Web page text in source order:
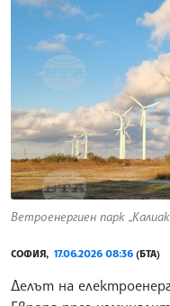
Ветроенергиен парк
СОФИЯ, 17.06.2026 08:36 (БТА)
Делът на